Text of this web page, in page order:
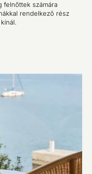
felnőttek számára
rendelkező rész